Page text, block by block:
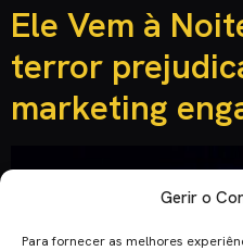
Gerir o
Para fornecer as melhores
Ele Vem à
terror
marketing